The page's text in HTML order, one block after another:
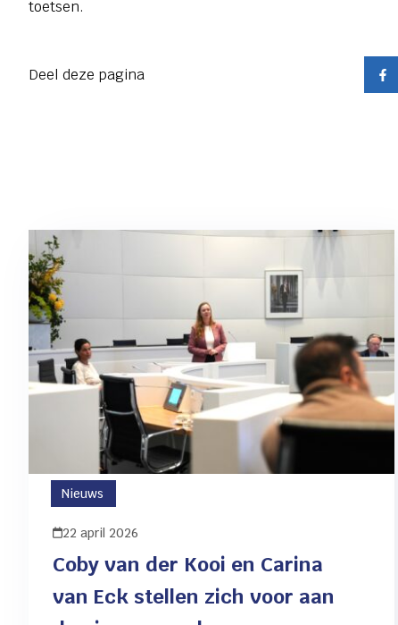
toetsen.
Deel deze pagina
Coby van der Kooi en Carina
van Eck stellen zich voor aan
22 april 2026
Nieuws